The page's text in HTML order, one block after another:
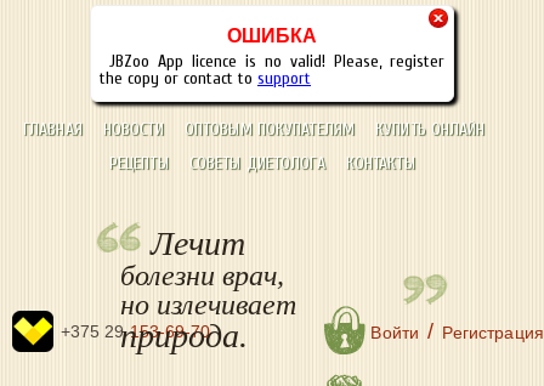
ОШИБКА
JBZoo App licence is no valid! Please, register
the copy or contact to support
ГЛАВНАЯ НОВОСТИ ОПТОВЫМ ПОКУПАТЕЛЯМ
КУПИТЬ ОНЛАЙН
РЕЦЕПТЫ
СОВЕТЫ ДИЕТОЛОГА КОНТАКТЫ
+375 29 153-69-70
Лечит
болезни врач,
но излечивает
природа. Войти / Регистрация